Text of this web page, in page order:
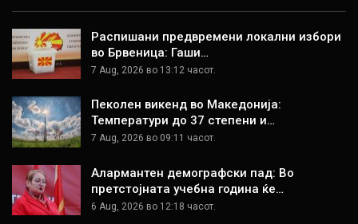
Распишани предвремени локални избори
во Брвеница: Гаши…
7 Aug, 2026 во 13:12 часот.
Пеколен викенд во Македонија:
Температури до 37 степени и…
7 Aug, 2026 во 09:11 часот.
Алармантен демографски пад: Во
претстојната учебна година ќе…
6 Aug, 2026 во 12:18 часот.